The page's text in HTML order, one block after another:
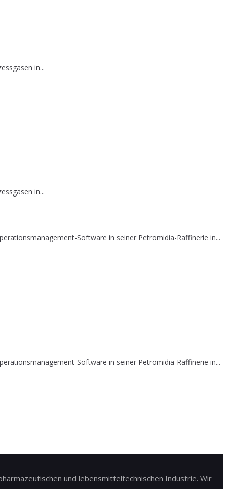
in...
Software in seiner Petromidia-Raffinerie in...
in...
Software in seiner Petromidia-Raffinerie in...
und lebensmitteltechnischen Industrie. Wir